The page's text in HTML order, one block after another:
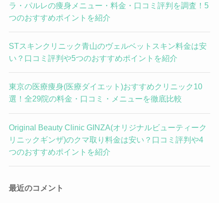
ラ・パルレの痩身メニュー・料金・口コミ評判を調査！5
つのおすすめポイントを紹介
STスキンクリニック青山のヴェルベットスキン料金は安
い？口コミ評判や5つのおすすめポイントを紹介
東京の医療痩身(医療ダイエット)おすすめクリニック10
選！全29院の料金・口コミ・メニューを徹底比較
Original Beauty Clinic GINZA(オリジナルビューティーク
リニックギンザ)のクマ取り料金は安い？口コミ評判や4
つのおすすめポイントを紹介
最近のコメント